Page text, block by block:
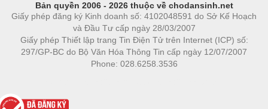
Bản quyền 2006 - 2026 thuộc về chodansinh.net
Giấy phép đăng ký Kinh doanh số: 4102048591 do Sở Kế Hoạch
và Đầu Tư cấp ngày 28/03/2007
Giấy phép Thiết lập trang Tin Điện Tử trên Internet (ICP) số:
297/GP-BC do Bộ Văn Hóa Thông Tin cấp ngày 12/07/2007
Phone: 028.6258.3536